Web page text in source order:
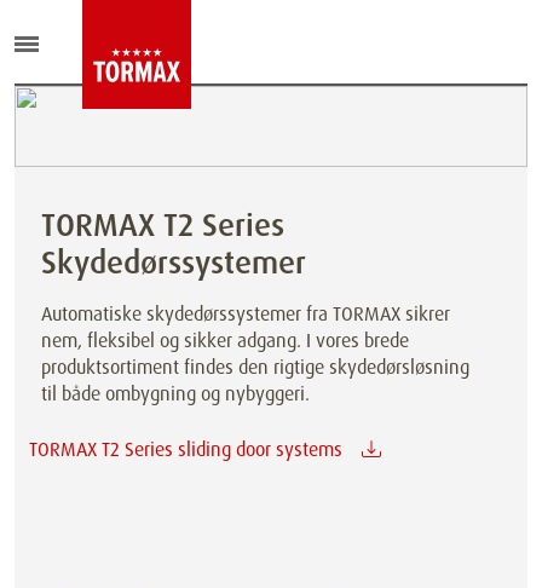
TORMAX T2 Series
Skydedørssystemer
Automatiske skydedørssystemer fra TORMAX sikrer
nem, fleksibel og sikker adgang. I vores brede
produktsortiment findes den rigtige skydedørsløsning
til både ombygning og nybyggeri.
TORMAX T2 Series sliding door systems